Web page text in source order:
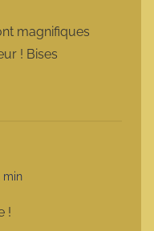
magnifiques
! Bises
min
!